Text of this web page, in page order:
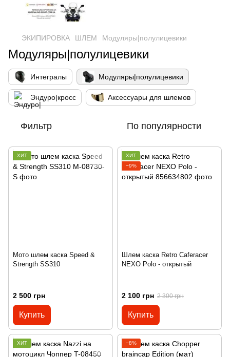
ЭКИПИРОВКА ШЛЕМ Модуляры|полулицевики
Модуляры|полулицевики
Интегралы Модуляры|полулицевики
Эндуро|кросс Аксессуары для шлемов
Фильтр По популярности
ХИТ
Мото шлем каска Speed &
Strength SS310
2 500 грн
Купить
ХИТ
−9%
Шлем каска Retro Caferacer
NEXO Polo - открытый
2 100 грн 2 300 грн
Купить
ХИТ −8%